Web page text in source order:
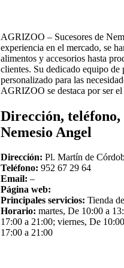
AGRIZOO – Sucesores de
experiencia en el mercado, se
alimentos y accesorios hasta
clientes. Su dedicado equipo de
personalizado para las
AGRIZOO se destaca por ser
Dirección, teléfono,
Nemesio Angel
Dirección: Pl. Martín de
Teléfono: 952 67 29 64
Email: –
Página web:
Principales servicios: Tienda
Horario: martes, De 10:00 a
17:00 a 21:00; viernes, De
17:00 a 21:00